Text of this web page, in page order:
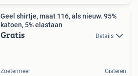
Geel shirtje, maat 116, als nieuw. 95%
katoen, 5% elastaan
Gratis Details
Zoetermeer Gisteren